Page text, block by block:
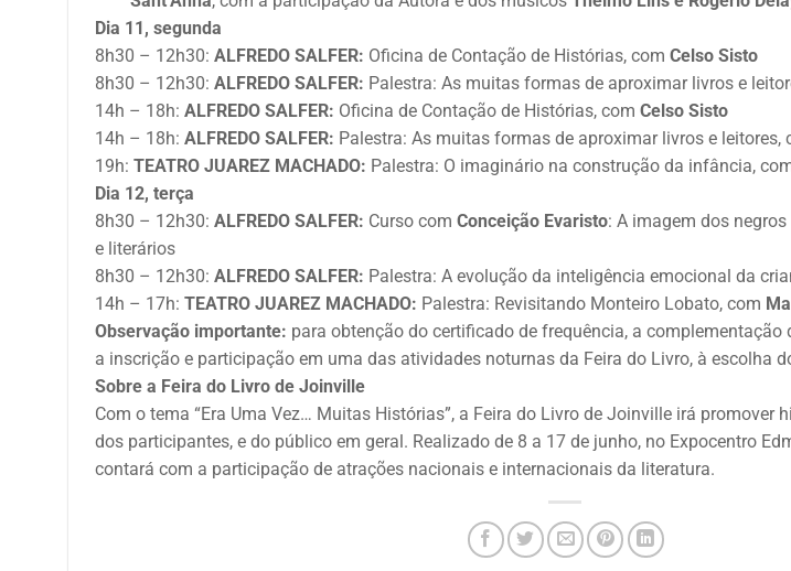
Dia 11, segunda
8h30 – 12h30: ALFREDO SALFER: Oficina de Contação de Histórias, com Celso Sisto
8h30 – 12h30: ALFREDO SALFER: Palestra: As muitas formas de aproximar livros e
14h – 18h: ALFREDO SALFER: Oficina de Contação de Histórias, com Celso Sisto
14h – 18h: ALFREDO SALFER: Palestra: As muitas formas de aproximar livros e leitores,
19h: TEATRO JUAREZ MACHADO: Palestra: O imaginário na construção da infância,
Dia 12, terça
8h30 – 12h30: ALFREDO SALFER: Curso com Conceição Evaristo: A imagem dos
e literários
8h30 – 12h30: ALFREDO SALFER: Palestra: A evolução da inteligência emocional da
14h – 17h: TEATRO JUAREZ MACHADO: Palestra: Revisitando Monteiro Lobato, com
Observação importante: para obtenção do certificado de frequência, a complementação
a inscrição e participação em uma das atividades noturnas da Feira do Livro, à escolha
Sobre a Feira do Livro de Joinville
Com o tema “Era Uma Vez… Muitas Histórias”, a Feira do Livro de Joinville irá promover
dos participantes, e do público em geral. Realizado de 8 a 17 de junho, no Expocentro
contará com a participação de atrações nacionais e internacionais da literatura.